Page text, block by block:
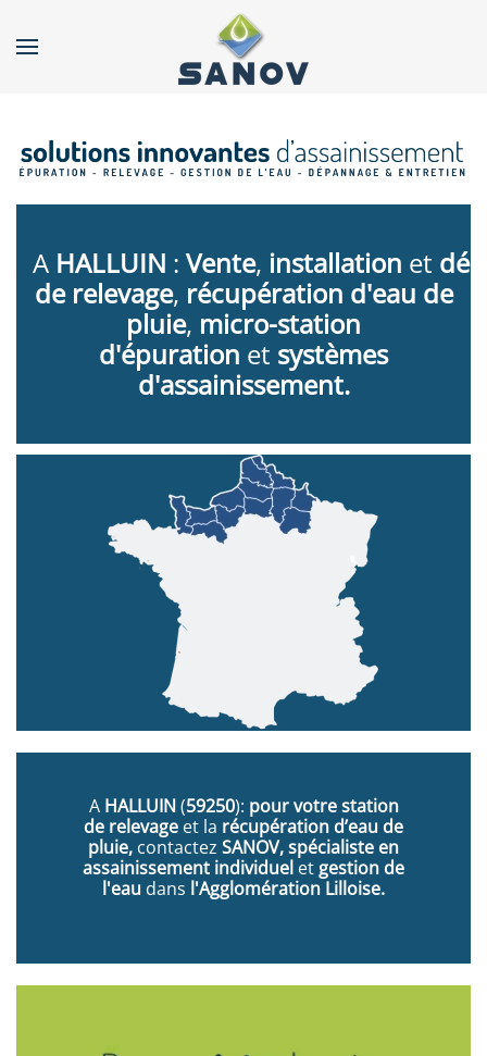
Accéder au contenu principal
A HALLUIN : Vente, installation et d
de relevage, récupération d'eau de
pluie, micro-station
d'épuration et systèmes
d'assainissement.
A HALLUIN(59250): pour votre station
de relevage et la récupération d’eau de
pluie, contactez SANOV, spécialiste en
assainissement individuel etgestion de
l'eau dans l'Agglomération Lilloise.